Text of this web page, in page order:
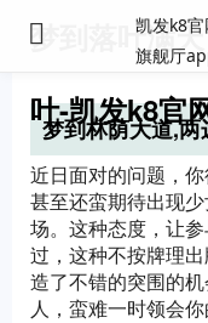
凯发k8
旗舰厅
梦到落叶满
叶-凯发k8官
梦到林荫大道,
落叶纷飞铺地是
近日面对的问题，
甚至还蛮期待出现
场。这种态度，让
过，这种不按牌理
造了不错的突围的
人，蛮难一时领会你